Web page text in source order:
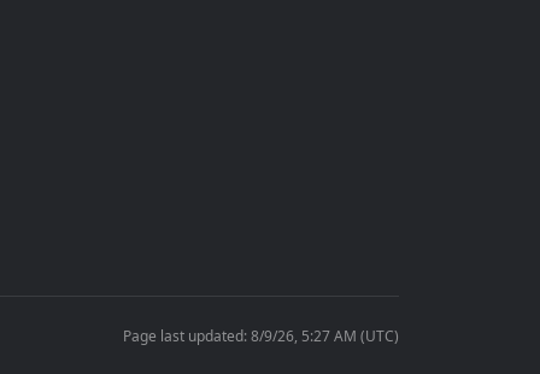
Page last updated: 8/9/26, 5:27 AM (UTC)